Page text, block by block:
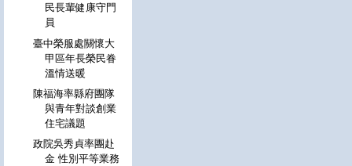
民長輩健康守門
員
臺中榮服處關懷大
甲區年長榮民眷
溫情送暖
陳福海率縣府團隊
與青年對談創業
住宅議題
政院吳秀貞率團赴
金 性別平等業務